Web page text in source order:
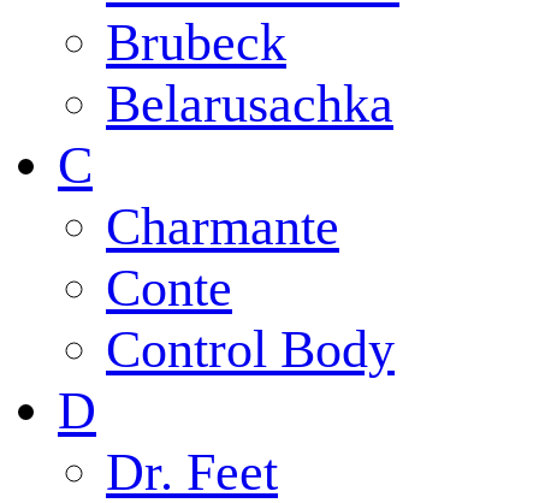
Brubeck
Belarusachka
C
Charmante
Conte
Control Body
D
Dr. Feet